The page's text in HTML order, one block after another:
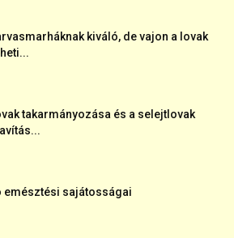
kiváló, de vajon a lovak
takarmányozása és a selejtlovak
emésztési sajátosságai